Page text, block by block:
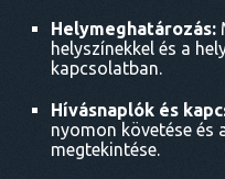
Helymeghatározás:
helyszínekkel és a
kapcsolatban.
Hívásnaplók és
nyomon követése és
megtekintése.